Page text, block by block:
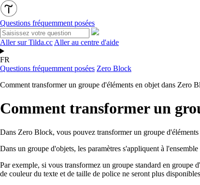
Questions fréquemment posées
Aller sur Tilda.cc Aller au centre d'aide
FR
Questions fréquemment posées Zero Block
Comment transformer un groupe d'éléments en objet dans Zero
Comment transformer un
Dans Zero Block, vous pouvez transformer un groupe
Dans un groupe d'objets, les paramètres s'appliquent à
Par exemple, si vous transformez un groupe standard en
de couleur du texte et de taille de police ne seront plus